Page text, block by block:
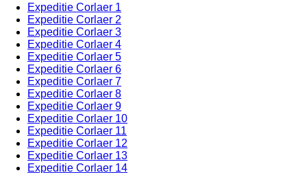
Expeditie Corlaer 1
Expeditie Corlaer 2
Expeditie Corlaer 3
Expeditie Corlaer 4
Expeditie Corlaer 5
Expeditie Corlaer 6
Expeditie Corlaer 7
Expeditie Corlaer 8
Expeditie Corlaer 9
Expeditie Corlaer 10
Expeditie Corlaer 11
Expeditie Corlaer 12
Expeditie Corlaer 13
Expeditie Corlaer 14